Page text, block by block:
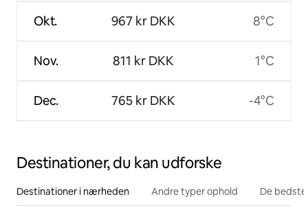
Okt.
Nov.
Dec.
967 kr DKK
811 kr DKK
765 kr DKK
8°C
1°C
-4°C
Destinationer, du kan udforske
Destinationer i nærheden Andre typer ophold De